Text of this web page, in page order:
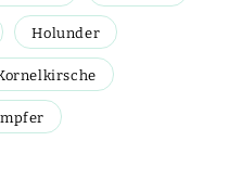
Holunder